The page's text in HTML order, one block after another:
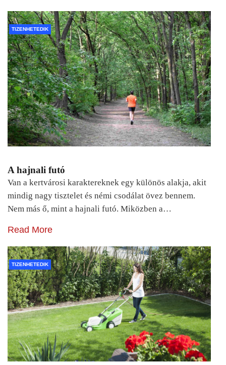
TIZENHETEDIK
A hajnali futó
Van a kertvárosi karaktereknek egy különös alakja, akit
mindig nagy tisztelet és némi csodálat övez bennem.
Nem más ő, mint a hajnali futó. Miközben a…
Read More
TIZENHETEDIK